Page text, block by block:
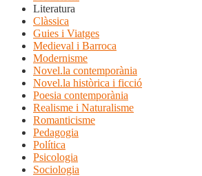
Literatura
Clàssica
Guies i Viatges
Medieval i Barroca
Modernisme
Novel.la contemporània
Novel.la històrica i ficció
Poesia contemporània
Realisme i Naturalisme
Romanticisme
Pedagogia
Política
Psicologia
Sociologia